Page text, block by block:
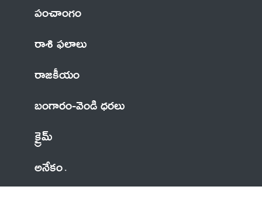
పంచాంగం
రాశి ఫలాలు
రాజకీయం
బంగారం-వెండి ధరలు
క్రైమ్
అనేకం